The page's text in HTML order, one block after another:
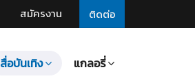
ติดต่อ
สมัครงาน
สื่อบันเทิง แกลอรี่